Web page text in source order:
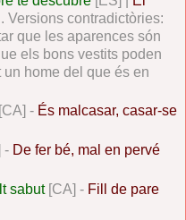
Versions contradictòries:
que les aparences són
els bons vestits poden
home del que és en
[CA] - És malcasar, casar-se
- De fer bé, mal en pervé
sabut[CA] - Fill de pare